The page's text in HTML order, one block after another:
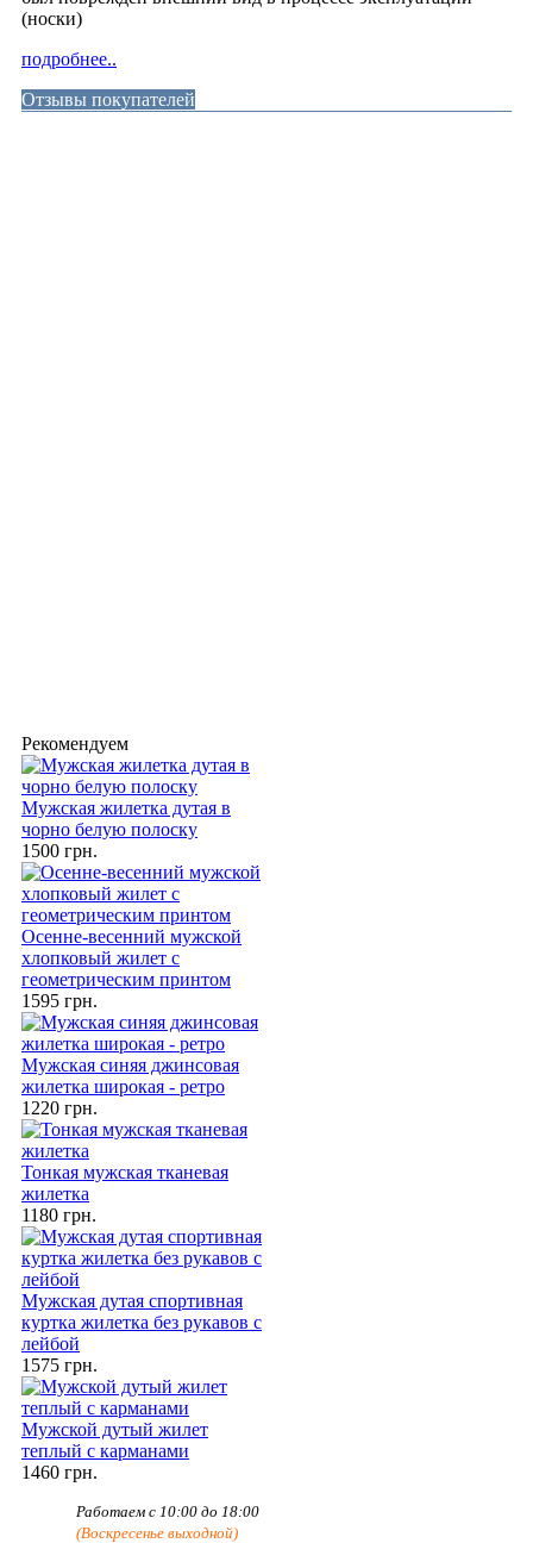
(носки)
подробнее..
Отзывы покупателей
Рекомендуем
Мужская жилетка дутая в
чорно белую полоску
1500 грн.
Осенне-весенний мужской
хлопковый жилет с
геометрическим принтом
1595 грн.
Мужская синяя джинсовая
жилетка широкая - ретро
1220 грн.
Тонкая мужская тканевая
жилетка
1180 грн.
Мужская дутая спортивная
куртка жилетка без рукавов с
лейбой
1575 грн.
Мужской дутый жилет
теплый с карманами
1460 грн.
Работаем с 10:00 до 18:00
(Воскресенье выходной)